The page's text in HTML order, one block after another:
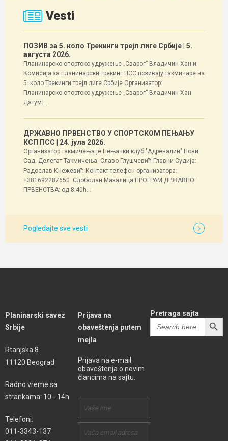
Vesti
ПОЗИВ за 5. коло Трекинги трејл лиге Србије | 5.
августа 2026.
Планинарско-спортско удружење „Сварог” Владичин Хан и
Комисија за планинарски трекинг ПСС позивају такмичаре на
5. коло Трекинги трејл лиге Србије Организатор:
Планинарско-спортско удружење „Сварог” Владичин Хан
Датум: ...
ДРЖАВНО ПРВЕНСТВО У СПОРТСКОМ ПЕЊАЊУ
КСП ПСС
| 24. јула 2026.
Организатор такмичења је Пењачки клуб "Адреналин" Нови
Сад. Делегат Такмичења: Славо Глушчевић Главни Судија:
Радослав Кнежевић Контакт телефон организатора:
+381692287650 Слободан Мазалица ПРОГРАМ ДРЖАВНОГ
ПРВЕНСТВА: од 8:40h...
Pogledajte sve vesti
Planinarski savez
Srbije
Rtanjska 8
11120 Beograd
Radno vreme sa
strankama: 10 - 14h
Telefoni:
011-3343-137
Prijava na
obaveštenja putem
mejla
Prijava na e-mail
obaveštenja o novim
člancima na sajtu.
Pretraga sajta
Search
for:
SEARCH